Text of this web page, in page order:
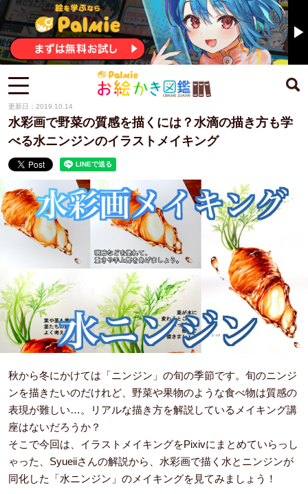
水彩画で野菜の質感を描くには？水滴の描き方も学
べる水ニンジンのイラストメイキング
更新日：2019.10.14
秋から冬にかけては「ニンジン」の旬の季節です。旬のニンジ
ンを描きたいのだけれど、野菜や果物のような食べ物は質感の
表現が難しい…。リアルな描き方を解説しているメイキング講
座はないだろうか？
そこで今回は、イラストメイキングをPixivにまとめていらっし
ゃった、Syueiiさんの解説から、水彩画で描く水とニンジンが
同化した「水ニンジン」のメイキングを見てみましょう！